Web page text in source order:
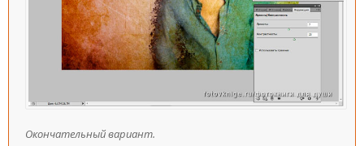
Окончательный вариант.